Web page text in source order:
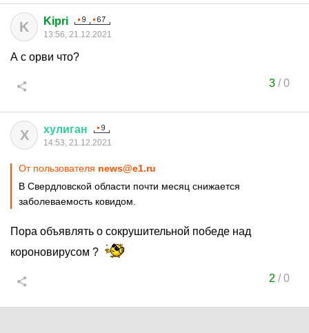
K Kipri
13:56, 21.12.2021
А с орви что?
3/0
Х хулиган
14:53, 21.12.2021
От пользователя news@e1.ru
В Свердловской области почти месяц снижается
заболеваемость ковидом.
Пора объявлять о сокрушительной победе над
короновирусом ?
2 /0